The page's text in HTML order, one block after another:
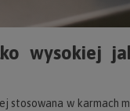
wysokiej
w karmach